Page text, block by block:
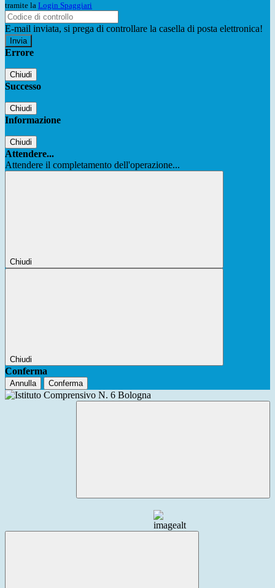
tramite la Login Spaggiari
E-mail inviata, si prega di controllare la casella di posta elettronica!
Errore
Chiudi
Successo
Chiudi
Informazione
Chiudi
Attendere...
Attendere il completamento dell'operazione...
Chiudi
Chiudi
Conferma
Annulla Conferma